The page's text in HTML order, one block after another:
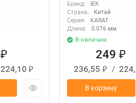
₽
224,10 ₽
Бренд:
IEK
Страна:
Китай
Серия:
KARAT
Длина:
0.076 мм
В наличии
249₽
236,55 ₽ /
В корзину